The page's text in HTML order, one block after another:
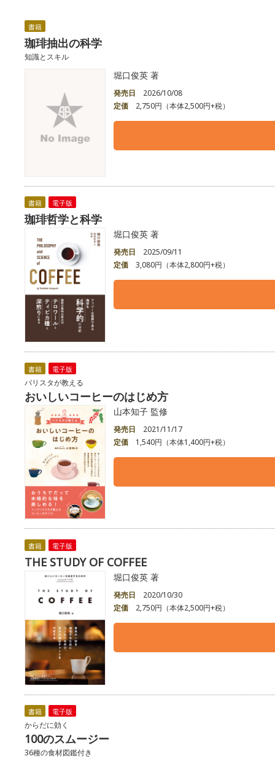
書籍
珈琲抽出の科学
知識とスキル
堀口俊英 著
発売日
2026/10/08
定価
2,750円（本体2,500円+税）
書籍 電子版
珈琲哲学と科学
堀口俊英 著
発売日
2025/09/11
定価
3,080円（本体2,800円+税）
書籍 電子版
バリスタが教える
おいしいコーヒーのはじめ方
山本知子 監修
発売日
2021/11/17
定価
1,540円（本体1,400円+税）
書籍 電子版
THE STUDY OF COFFEE
堀口俊英 著
発売日
2020/10/30
定価
2,750円（本体2,500円+税）
書籍 電子版
からだに効く
100のスムージー
36種の食材図鑑付き